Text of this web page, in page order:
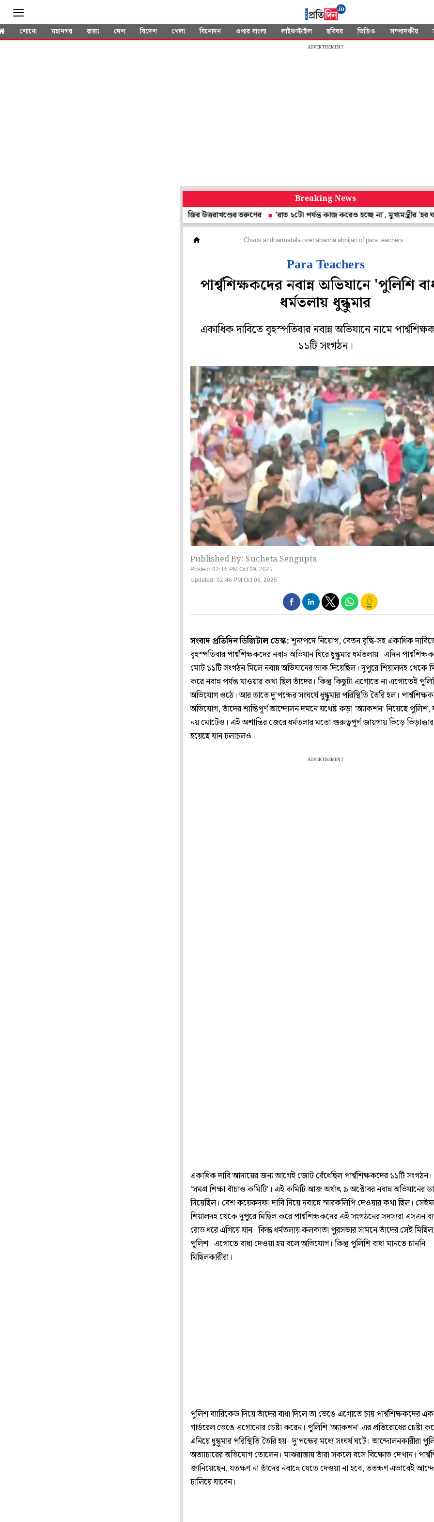
শোনো মহানগর রাজ্য দেশ বিদেশ খেলা বিনোদন ওপার বাংলা লাইফস্টাইল ছবিঘর ভিডিও সম্পাদকীয়
ADVERTISEMENT
Breaking News
না ইথানল! ভারতের প্রথম ‘উড়ন্ত গাড়ি’ বানিয়ে নজির উত্তরাখণ্ডের তরুণের
'রাত ২টো পর্যন্ত কাজ করেও হচ্ছে না', মুখ্যমন্ত্রীর 'হর ঘর
Chaos at dharmatala over abanna abhijan of para teachers
Para Teachers
পার্শ্বশিক্ষকদের নবান্ন অভিযানে 'পুলিশি
ধর্মতলায় ধুন্ধুমার
একাধিক দাবিতে বৃহস্পতিবার নবান্ন অভিযানে নামে
১১টি সংগঠন।
Published By: Sucheta Sengupta
Posted: 02:16 PM Oct 09, 2025
Updated: 02:46 PM Oct 09, 2025
সংবাদ প্রতিদিন ডিজিটাল ডেস্ক:শূন্যপদে নিয়োগ, বেতন বৃদ্ধি-সহ একাধিক
বৃহস্পতিবার পার্শ্বশিক্ষকদের নবান্ন অভিযান ঘিরে ধুন্ধুমার ধর্মতলায়। এদিন
মোট ১১টি সংগঠন মিলে নবান্ন অভিযানের ডাক দিয়েছিল। দুপুরে শিয়ালদহ থেকে
করে নবান্ন পর্যন্ত যাওয়ার কথা ছিল তাঁদের। কিন্তু কিছুটা এগোতে না এগোতেই
অভিযোগ ওঠে। আর তাতে দু'পক্ষের সংঘর্ষে ধুন্ধুমার পরিস্থিতি তৈরি হল।
অভিযোগ, তাঁদের শান্তিপূর্ণ আন্দোলন দমনে যথেষ্ট কড়া 'অ্যাকশন' নিয়েছে পুলিশ,
নয় মোটেও। এই অশান্তির জেরে ধর্মতলার মতো গুরুত্বপূর্ণ জায়গায় ভিড়ে
হয়েছে যান চলাচলও।
ADVERTISEMENT
একাধিক দাবি আদায়ের জন্য আগেই জোট বেঁধেছিল পার্শ্বশিক্ষকদের ১১টি সংগঠন।
'সমগ্র শিক্ষা বাঁচাও কমিটি'। এই কমিটি আজ অর্থাৎ ৯ অক্টোবর নবান্ন অভিযানের
দিয়েছিল। বেশ কয়েকদফা দাবি নিয়ে নবান্নে স্মারকলিপি দেওয়ার কথা ছিল।
শিয়ালদহ থেকে দুপুরে মিছিল করে পার্শ্বশিক্ষকদের এই সংগঠনের সদস্যরা এসএন
রোড ধরে এগিয়ে যান। কিন্তু ধর্মতলায় কলকাতা পুরসভার সামনে তাঁদের সেই
পুলিশ। এগোতে বাধা দেওয়া হয় বলে অভিযোগ। কিন্তু পুলিশি বাধা মানতে চাননি
মিছিলকারীরা।
পুলিশ ব্যারিকেড দিয়ে তাঁদের বাধা দিলে তা ভেঙে এগোতে চায় পার্শ্বশিক্ষকদের
গার্ডরেল ভেঙে এগোনোর চেষ্টা করেন। পুলিশি 'অ্যাকশন'-এর প্রতিরোধের চেষ্টা
এনিয়ে ধুন্ধুমার পরিস্থিতি তৈরি হয়। দু'পক্ষের মধ্যে সংঘর্ষ ঘটে। আন্দোলনকারীরা
অত্যাচারের অভিযোগ তোলেন। মাঝরাস্তায় তাঁরা সকলে বসে বিক্ষোভ দেখান।
জানিয়েছেন, যতক্ষণ না তাঁদের নবান্নে যেতে দেওয়া না হবে, ততক্ষণ এভাবেই
চালিয়ে যাবেন।